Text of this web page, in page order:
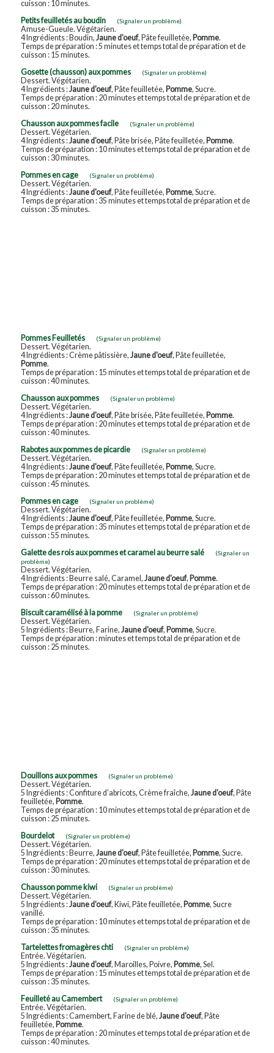
cuisson : 10 minutes.
Petits feuilletés au boudin
(Signaler un problème)
Amuse-Gueule. Végétarien.
4 Ingrédients : Boudin, Jaune d'oeuf, Pâte feuilletée, Pomme.
Temps de préparation : 5 minutes et temps total de préparation et de
cuisson : 15 minutes.
Gosette (chausson) aux pommes
(Signaler un problème)
Dessert. Végétarien.
4 Ingrédients :Jaune d'oeuf, Pâte feuilletée, Pomme, Sucre.
Temps de préparation : 20 minutes et temps total de préparation et de
cuisson : 20 minutes.
Chausson aux pommes facile
(Signaler un problème)
Dessert. Végétarien.
4 Ingrédients :Jaune d'oeuf, Pâte brisée, Pâte feuilletée, Pomme.
Temps de préparation : 10 minutes et temps total de préparation et de
cuisson : 30 minutes.
Pommes en cage
(Signaler un problème)
Dessert. Végétarien.
4 Ingrédients :Jaune d'oeuf, Pâte feuilletée, Pomme, Sucre.
Temps de préparation : 35 minutes et temps total de préparation et de
cuisson : 35 minutes.
Pommes Feuilletés (Signaler un problème)
Dessert. Végétarien.
4 Ingrédients : Crème pâtissière, Jaune d'oeuf, Pâte feuilletée,
Pomme.
Temps de préparation : 15 minutes et temps total de préparation et de
cuisson : 40 minutes.
Chausson aux pommes
(Signaler un problème)
Dessert. Végétarien.
4 Ingrédients :Jaune d'oeuf, Pâte brisée, Pâte feuilletée, Pomme.
Temps de préparation : 20 minutes et temps total de préparation et de
cuisson : 40 minutes.
Rabotes aux pommes de picardie
(Signaler un problème)
Dessert. Végétarien.
4 Ingrédients :Jaune d'oeuf, Pâte feuilletée, Pomme, Sucre.
Temps de préparation : 20 minutes et temps total de préparation et de
cuisson : 45 minutes.
Pommes en cage
(Signaler un problème)
Dessert. Végétarien.
4 Ingrédients :Jaune d'oeuf, Pâte feuilletée, Pomme, Sucre.
Temps de préparation : 35 minutes et temps total de préparation et de
cuisson : 55 minutes.
Galette des rois aux pommes et caramel au beurre salé
(Signaler un
problème)
Dessert. Végétarien.
4 Ingrédients : Beurre salé, Caramel, Jaune d'oeuf, Pomme.
Temps de préparation : 20 minutes et temps total de préparation et de
cuisson : 60 minutes.
Biscuit caramélisé à la pomme
(Signaler un problème)
Dessert. Végétarien.
5 Ingrédients : Beurre, Farine, Jaune d'oeuf, Pomme, Sucre.
Temps de préparation : minutes et temps total de préparation et de
cuisson : 25 minutes.
Douillons aux pommes (Signaler un problème)
Dessert. Végétarien.
5 Ingrédients : Confiture d'abricots, Crème fraîche, Jaune d'oeuf, Pâte
feuilletée, Pomme.
Temps de préparation : 10 minutes et temps total de préparation et de
cuisson : 25 minutes.
Bourdelot
(Signaler un problème)
Dessert. Végétarien.
5 Ingrédients : Beurre, Jaune d'oeuf, Pâte feuilletée, Pomme, Sucre.
Temps de préparation : 20 minutes et temps total de préparation et de
cuisson : 30 minutes.
Chausson pomme kiwi
(Signaler un problème)
Dessert. Végétarien.
5 Ingrédients :Jaune d'oeuf, Kiwi, Pâte feuilletée, Pomme, Sucre
vanillé.
Temps de préparation : 10 minutes et temps total de préparation et de
cuisson : 35 minutes.
Tartelettes fromagères chti
(Signaler un problème)
Entrée. Végétarien.
5 Ingrédients :Jaune d'oeuf, Maroilles, Poivre, Pomme, Sel.
Temps de préparation : 15 minutes et temps total de préparation et de
cuisson : 35 minutes.
Feuilleté au Camembert
(Signaler un problème)
Entrée. Végétarien.
5 Ingrédients : Camembert, Farine de blé, Jaune d'oeuf, Pâte
feuilletée, Pomme.
Temps de préparation : 20 minutes et temps total de préparation et de
cuisson : 40 minutes.